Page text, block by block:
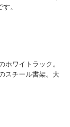
。
ホワイトラック 。
スチール書架。 大